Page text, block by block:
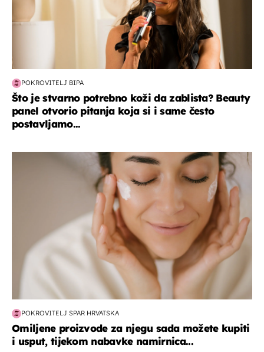
POKROVITELJ BIPA
Što je stvarno potrebno koži da zablista? Beauty
panel otvorio pitanja koja si i same često
postavljamo...
moda & ljepota
POKROVITELJ SPAR HRVATSKA
Omiljene proizvode za njegu sada možete kupiti
i usput, tijekom nabavke namirnica...